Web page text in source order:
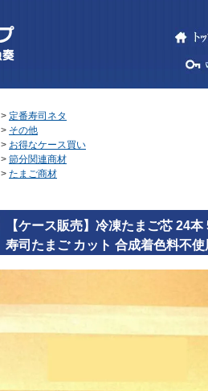
> 定番寿司ネタ
> その他
> お得なケース買い
> 節分関連商材
> たまご商材
【ケース販売】冷凍たまご芯 24
寿司たまご カット 合成着色料不使